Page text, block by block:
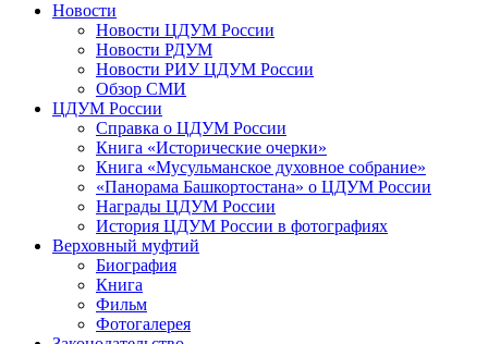
Новости
Новости ЦДУМ России
Новости РДУМ
Новости РИУ ЦДУМ России
Обзор СМИ
ЦДУМ России
Справка о ЦДУМ России
Книга «Исторические очерки»
Книга «Мусульманское духовное собрание»
«Панорама Башкортостана» о ЦДУМ России
Награды ЦДУМ России
История ЦДУМ России в фотографиях
Верховный муфтий
Биография
Книга
Фильм
Фотогалерея